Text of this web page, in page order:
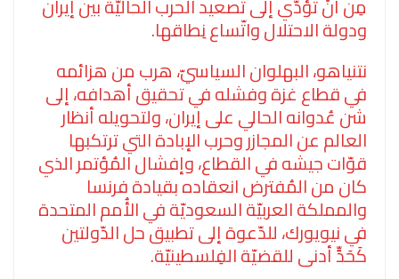
مِن أنْ تُؤدّي إلى تصعيد الحرب الحاليّة بين إيران
ودولة الاحتلال واتّساع نِطاقها.
نتنياهو، البهلوان السياسيّ، هرب من هزائمه
في قطاع غزة وفشله في تحقيق أهدافه، إلى
شن عُدوانه الحالي على إيران، ولتحويله أنظار
العالم عن المجازر وحرب الإبادة التي ترتكبها
قوّات جيشه في القطاع، وإفشال المُؤتمر الذي
كان من المُفترض انعقاده بقيادة فرنسا
والمملكة العربيّة السعوديّة في الأُمم المتحدة
في نيويورك، للدّعوة إلى تطبيق حل الدّولتين
كَحَدٍّ أدنى للقضيّة الفِلسطينيّة.